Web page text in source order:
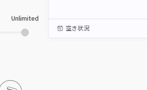
Unlimited
空き状況